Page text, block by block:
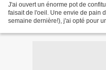
J'ai ouvert un énorme pot de
faisait de l'oeil. Une envie de pain
semaine dernière!), j'ai opté pour